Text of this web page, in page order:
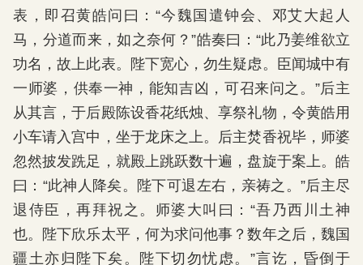
表，即召黄皓问曰：“今魏国遣钟会、邓艾大起人
马，分道而来，如之奈何？”皓奏曰：“此乃姜维欲立
功名，故上此表。陛下宽心，勿生疑虑。臣闻城中有
一师婆，供奉一神，能知吉凶，可召来问之。”后主
从其言，于后殿陈设香花纸烛、享祭礼物，令黄皓用
小车请入宫中，坐于龙床之上。后主焚香祝毕，师婆
忽然披发跣足，就殿上跳跃数十遍，盘旋于案上。皓
曰：“此神人降矣。陛下可退左右，亲祷之。”后主尽
退侍臣，再拜祝之。师婆大叫曰：“吾乃西川土神
也。陛下欣乐太平，何为求问他事？数年之后，魏国
疆土亦归陛下矣。陛下切勿忧虑。”言讫，昏倒于